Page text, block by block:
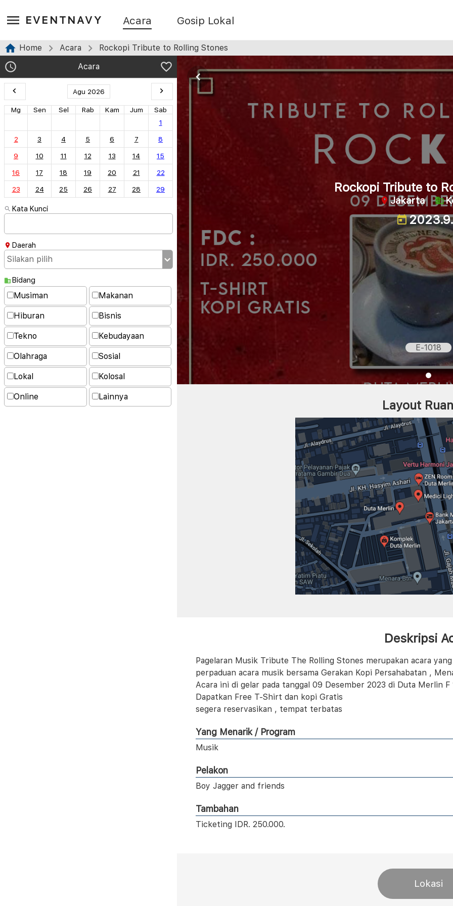
EVENTNAVY Acara Gosip Lokal
Home Acara
Rockopi Tribute to Rolling Stones
Acara
Agu 2026
Mg Sen Sel Rab Kam Jum
Sab
1
2 3 4 5 6 7 8
9 10 11 12 13 14 15
16 17 18 19 20 21 22
23 24 25 26 27 28 29
Kata Kunci
Daerah
Bidang
Musiman Makanan
Hiburan Bisnis
Tekno Kebudayaan
Olahraga Sosial
Lokal Kolosal
Online Lainnya
Rockopi Tribute to
Jakarta
E-1018
Layout
Deskripsi
Pagelaran Musik Tribute The Rolling Stones merupakan acara
perpaduan acara musik bersama Gerakan Kopi Persahabatan ,
Acara ini di gelar pada tanggal 09 Desember 2023 di Duta Merlin
Dapatkan Free T-Shirt dan kopi Gratis
segera reservasikan , tempat terbatas
Yang Menarik / Program
Musik
Pelakon
Boy Jagger and friends
Tambahan
Ticketing IDR. 250.000.
Lokasi